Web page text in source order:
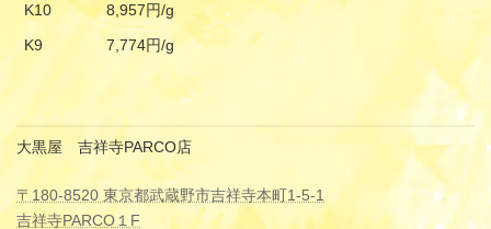
K10
8,957円/g
K9
7,774円/g
大黒屋 吉祥寺PARCO店
〒180-8520 東京都武蔵野市吉祥寺本町1-5-1
吉祥寺PARCO１F